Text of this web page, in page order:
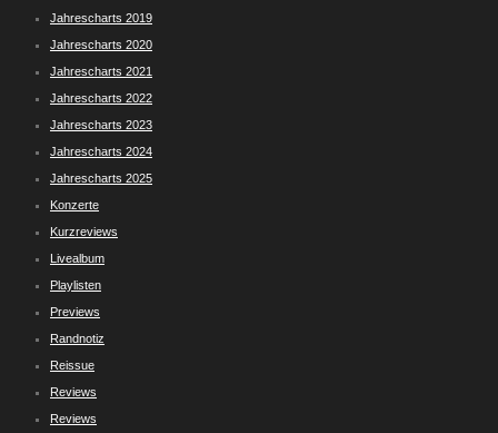
Jahrescharts 2019
Jahrescharts 2020
Jahrescharts 2021
Jahrescharts 2022
Jahrescharts 2023
Jahrescharts 2024
Jahrescharts 2025
Konzerte
Kurzreviews
Livealbum
Playlisten
Previews
Randnotiz
Reissue
Reviews
Reviews